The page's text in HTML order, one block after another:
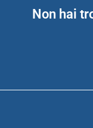
Non hai